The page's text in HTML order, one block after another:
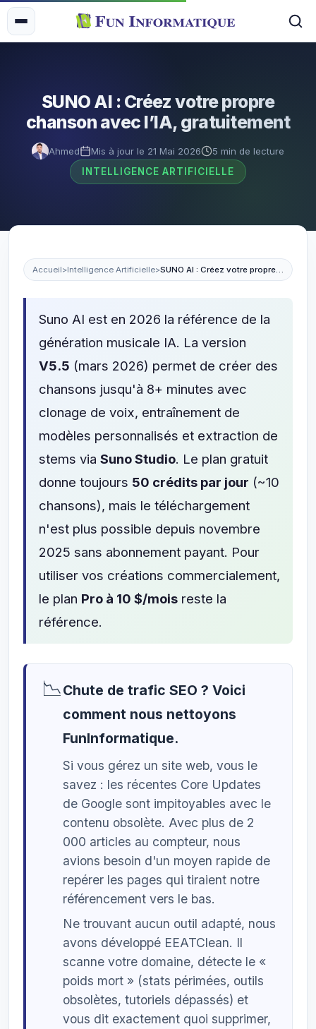
SUNO AI : Créez votre propre
chanson avec l’IA, gratuitement
Ahmed Mis à jour le 21 Mai 2026
5 min de lecture
INTELLIGENCE ARTIFICIELLE
Accueil>Intelligence Artificielle> SUNO AI : Créez votre propre chanson avec l’IA, gratuitement
Suno AI est en 2026 la référence de la
génération musicale IA. La version
V5.5 (mars 2026) permet de créer des
chansons jusqu'à 8+ minutes avec
clonage de voix, entraînement de
modèles personnalisés et extraction de
stems via Suno Studio. Le plan gratuit
donne toujours 50 crédits par jour (~10
chansons), mais le téléchargement
n'est plus possible depuis novembre
2025 sans abonnement payant. Pour
utiliser vos créations commercialement,
le plan Pro à 10 $/mois reste la
référence.
📉Chute de trafic SEO ? Voici
comment nous nettoyons
FunInformatique.
Si vous gérez un site web, vous le
savez : les récentes Core Updates
de Google sont impitoyables avec le
contenu obsolète. Avec plus de 2
000 articles au compteur, nous
avions besoin d'un moyen rapide de
repérer les pages qui tiraient notre
référencement vers le bas.
Ne trouvant aucun outil adapté, nous
avons développé EEATClean. Il
scanne votre domaine, détecte le «
poids mort » (stats périmées, outils
obsolètes, tutoriels dépassés) et
vous dit exactement quoi supprimer,